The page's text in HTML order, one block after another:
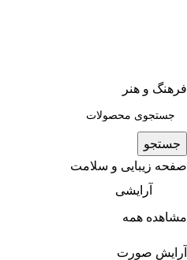
فرهنگ و هنر
جستجو
صفحه زیبایی و سلامت
آرایشی
مشاهده همه
آرایش صورت